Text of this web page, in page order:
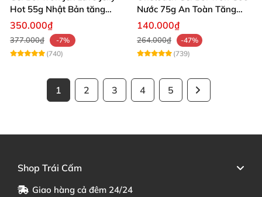
Hot 55g Nhật Bản tăng
khoái cảm nữ dễ sử dụng
350.000₫
377.000₫
-7%
(740)
Nước 75g An Toàn Tăng
Khoái Cảm
140.000₫
264.000₫
-47%
(739)
1 2 3 4 5
Shop Trái Cấm
Giao hàng cả đêm 24/24